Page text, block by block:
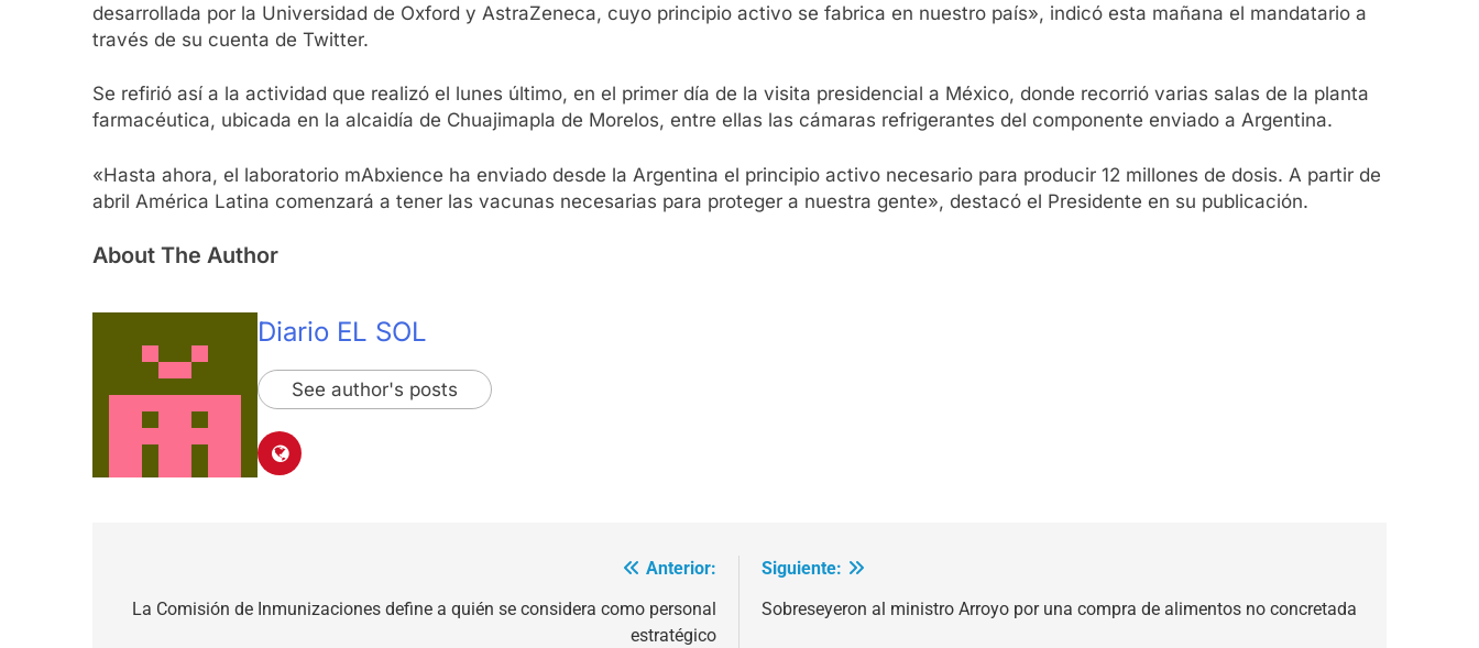
desarrollada por la Universidad de Oxford y AstraZeneca, cuyo principio activo se fabrica en nuestro país», indicó esta mañana el mandatario a
través de su cuenta de Twitter.
Se refirió así a la actividad que realizó el lunes último, en el primer día de la visita presidencial a México, donde recorrió varias salas de la planta
farmacéutica, ubicada en la alcaidía de Chuajimapla de Morelos, entre ellas las cámaras refrigerantes del componente enviado a Argentina.
«Hasta ahora, el laboratorio mAbxience ha enviado desde la Argentina el principio activo necesario para producir 12 millones de dosis. A partir de
abril América Latina comenzará a tener las vacunas necesarias para proteger a nuestra gente», destacó el Presidente en su publicación.
About The Author
Diario EL SOL
See author's posts
de
Anterior:
La Comisión de Inmunizaciones define a quién se considera como personal
estratégico
Siguiente:
Sobreseyeron al ministro Arroyo por una compra de alimentos no concretada